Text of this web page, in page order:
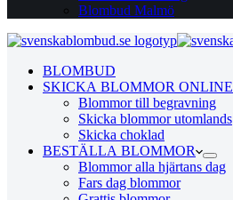
Blombud Malmö
BLOMBUD
SKICKA BLOMMOR ONLINE
Blommor till begravning
Skicka blommor utomlands
Skicka choklad
BESTÄLLA BLOMMOR
Blommor alla hjärtans dag
Fars dag blommor